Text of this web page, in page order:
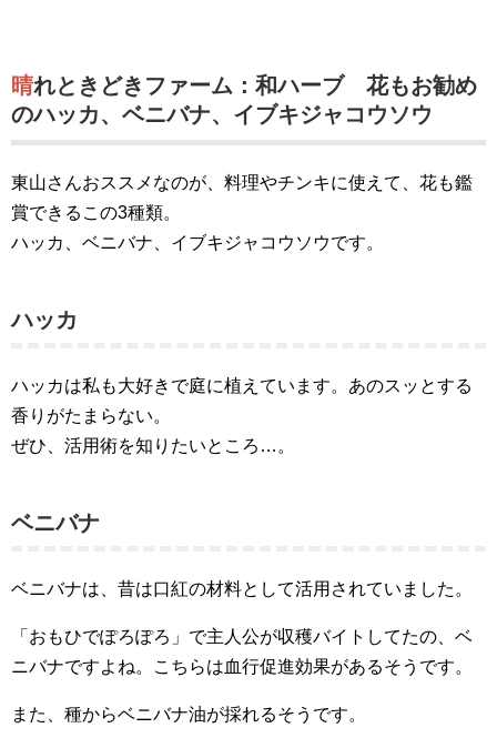
晴れときどきファーム：和ハーブ 花もお勧め
のハッカ、ベニバナ、イブキジャコウソウ
東山さんおススメなのが、料理やチンキに使えて、花も鑑
賞できるこの3種類。
ハッカ、ベニバナ、イブキジャコウソウです。
ハッカ
ハッカは私も大好きで庭に植えています。あのスッとする
香りがたまらない。
ぜひ、活用術を知りたいところ…。
ベニバナ
ベニバナは、昔は口紅の材料として活用されていました。
「おもひでぽろぽろ」で主人公が収穫バイトしてたの、ベ
ニバナですよね。こちらは血行促進効果があるそうです。
また、種からベニバナ油が採れるそうです。